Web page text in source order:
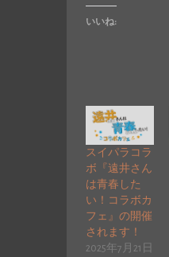
いいね:
スイパラコラ
ボ『遠井さん
は青春した
い！コラボカ
フェ』の開催
されます！
2025年7月21日